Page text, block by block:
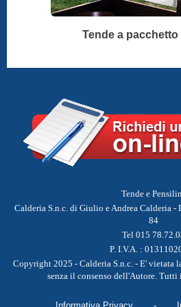
Tende a
Tende e
Calderia S.n.c. di Giulio e Andrea Calderia -
84
Tel 015
P. I.V.A. :
Copyright 2025 - Calderia S.n.c. - E' vietata
senza il consenso dell'Autore.